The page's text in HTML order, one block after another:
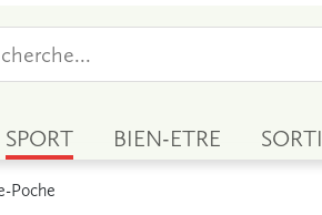
SPORT BIEN-ETRE
Poche